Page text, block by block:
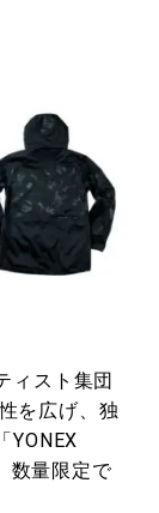
#MOVIE
ィスト集団
を広げ、独
YONEX
数量限定で